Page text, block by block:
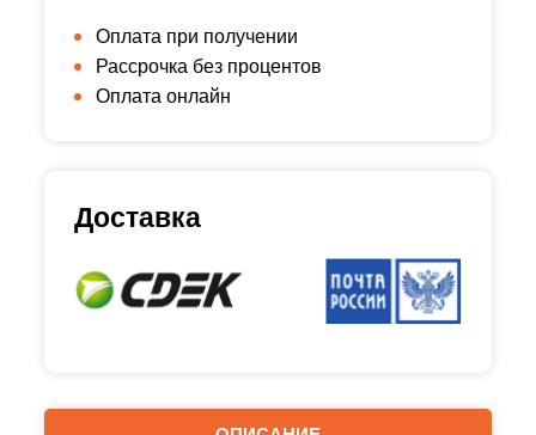
Оплата при получении
Рассрочка без процентов
Оплата онлайн
Доставка